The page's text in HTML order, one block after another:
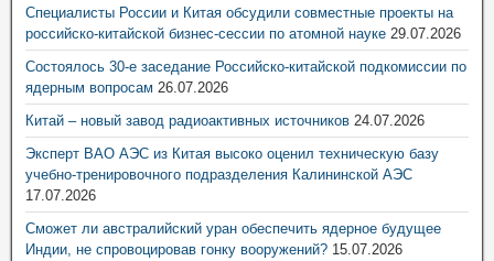
Специалисты России и Китая обсудили совместные проекты на
российско-китайской бизнес-сессии по атомной науке 29.07.2026
Состоялось 30-е заседание Российско-китайской подкомиссии по
ядерным вопросам 26.07.2026
Китай – новый завод радиоактивных источников 24.07.2026
Эксперт ВАО АЭС из Китая высоко оценил техническую базу
учебно-тренировочного подразделения Калининской АЭС
17.07.2026
Сможет ли австралийский уран обеспечить ядерное будущее
Индии, не спровоцировав гонку вооружений? 15.07.2026